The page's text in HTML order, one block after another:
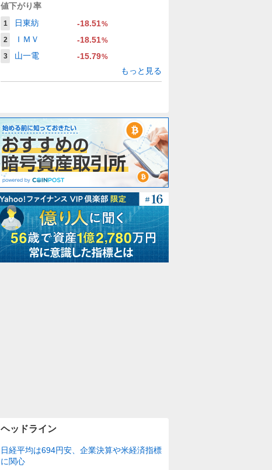
値下がり率
1 日東紡 -18.51%
2
ＩＭＶ -18.51%
3
山一電 -15.79%
もっと見る
ヘッドライン
日経平均は694円安、企業決算や米経済指標
に関心